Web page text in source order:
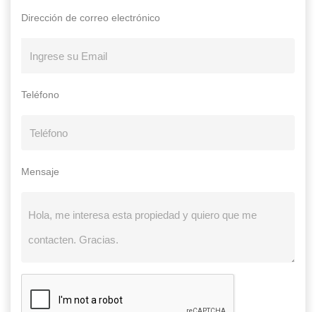
Dirección de correo electrónico
Teléfono
Mensaje